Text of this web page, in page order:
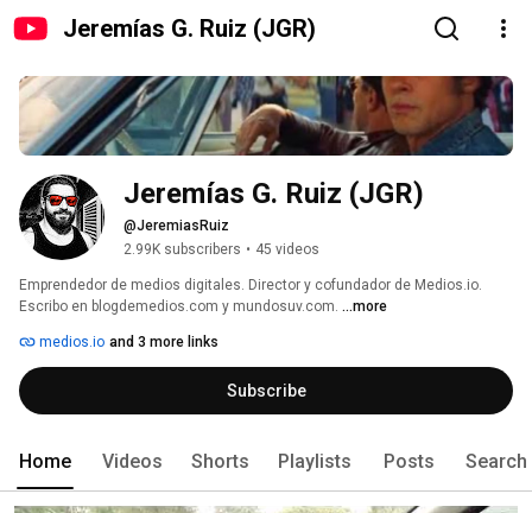
Jeremías G. Ruiz (JGR)
Jeremías G. Ruiz (JGR)
@JeremiasRuiz
2.99K subscribers • 45 videos
Emprendedor de medios digitales. Director y cofundador de Medios.io.
Escribo en blogdemedios.com y mundosuv.com. ...more
medios.io and 3 more links
Subscribe
Home Videos Shorts Playlists Posts Search